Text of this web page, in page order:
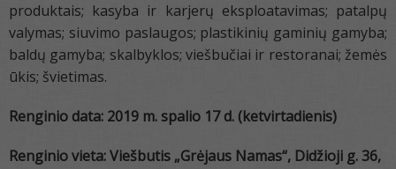
produktais; kasyba ir karjerų eksploatavimas; patalpų
valymas; siuvimo paslaugos; plastikinių gaminių gamyba;
baldų gamyba; skalbyklos; viešbučiai ir restoranai; žemės
ūkis; švietimas.
Renginio data: 2019 m. spalio 17 d. (ketvirtadienis)
Renginio vieta:Viešbutis „Grėjaus Namas“, Didžioji g. 36,